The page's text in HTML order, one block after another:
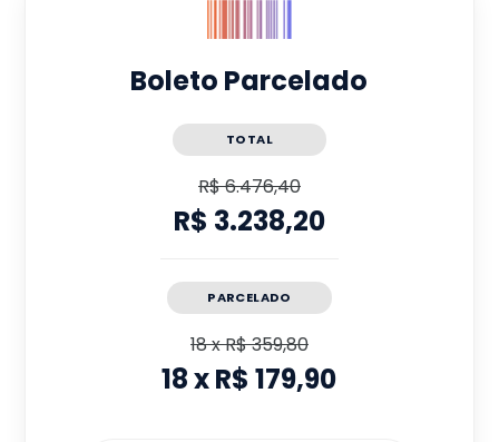
Boleto Parcelado
TOTAL
R$ 6.476,40
R$ 3.238,20
PARCELADO
18xR$ 359,80
18xR$ 179,90